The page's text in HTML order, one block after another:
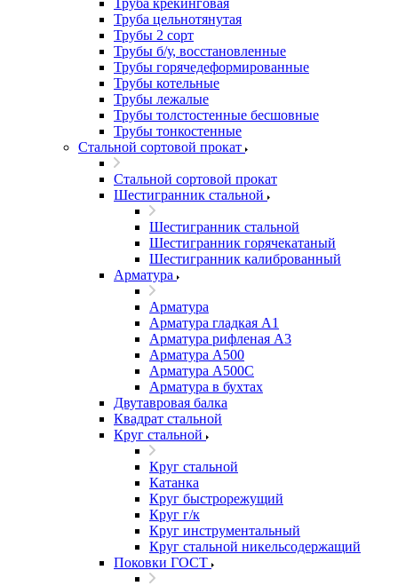
Труба крекинговая
Труба цельнотянутая
Трубы 2 сорт
Трубы б/у, восстановленные
Трубы горячедеформированные
Трубы котельные
Трубы лежалые
Трубы толстостенные бесшовные
Трубы тонкостенные
Стальной сортовой прокат
Стальной сортовой прокат
Шестигранник стальной
Шестигранник стальной
Шестигранник горячекатаный
Шестигранник калиброванный
Арматура
Арматура
Арматура гладкая А1
Арматура рифленая А3
Арматура А500
Арматура А500С
Арматура в бухтах
Двутавровая балка
Квадрат стальной
Круг стальной
Круг стальной
Катанка
Круг быстрорежущий
Круг г/к
Круг инструментальный
Круг стальной никельсодержащий
Поковки ГОСТ